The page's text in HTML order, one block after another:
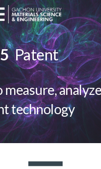
5Patent
measure,
technology